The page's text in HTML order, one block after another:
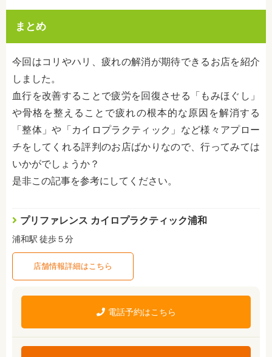
まとめ
今回はコリやハリ、疲れの解消が期待できるお店を紹介
しました。
血行を改善することで疲労を回復させる「もみほぐし」
や骨格を整えることで疲れの根本的な原因を解消する
「整体」や「カイロプラクティック」など様々アプロー
チをしてくれる評判のお店ばかりなので、行ってみては
いかがでしょうか？
是非この記事を参考にしてください。
プリファレンス カイロプラクティック浦和
浦和駅 徒歩５分
店舗情報詳細はこちら
電話予約はこちら